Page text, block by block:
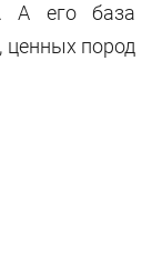
А его база
ценных пород